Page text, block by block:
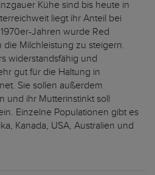
Kühe sind bis heute in
liegt ihr Anteil bei
Jahren wurde Red
Milchleistung zu steigern.
widerstandsfähig und
gut für die Haltung in
Sie sollen außerdem
und ihr Mutterinstinkt soll
Einzelne Populationen gibt es
Kanada, USA, Australien und